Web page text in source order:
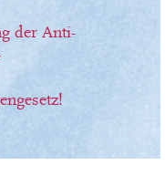
der Anti-